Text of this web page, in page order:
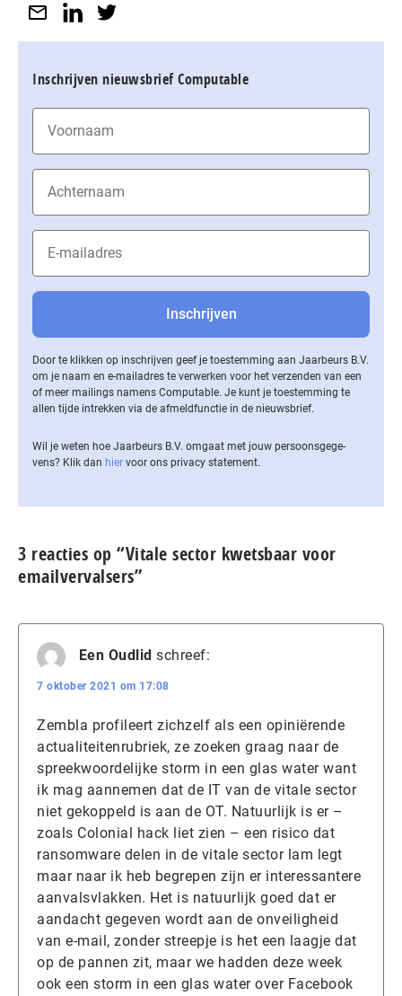
Inschrijven nieuwsbrief Computable
Door te klikken op inschrijven geef je toestemming aan Jaarbeurs B.V.
om je naam en e-mailadres te verwerken voor het verzenden van een
of meer mailings namens Computable. Je kunt je toestemming te
allen tijde intrekken via de af­meld­func­tie in de nieuwsbrief.
Wil je weten hoe Jaarbeurs B.V. omgaat met jouw per­soons­ge­ge­
vens? Klik dan hier voor ons privacy statement.
3 reacties op “Vitale sector kwetsbaar voor
emailvervalsers”
Een Oudlid schreef:
7 oktober 2021 om 17:08
Zembla profileert zichzelf als een opiniërende
actualiteitenrubriek, ze zoeken graag naar de
spreekwoordelijke storm in een glas water want
ik mag aannemen dat de IT van de vitale sector
niet gekoppeld is aan de OT. Natuurlijk is er –
zoals Colonial hack liet zien – een risico dat
ransomware delen in de vitale sector lam legt
maar naar ik heb begrepen zijn er interessantere
aanvalsvlakken. Het is natuurlijk goed dat er
aandacht gegeven wordt aan de onveiligheid
van e-mail, zonder streepje is het een laagje dat
op de pannen zit, maar we hadden deze week
ook een storm in een glas water over Facebook